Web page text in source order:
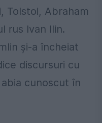
Tolstoi, Abraham
rus Ivan Ilin.
și-a încheiat
discursuri cu
cunoscut în